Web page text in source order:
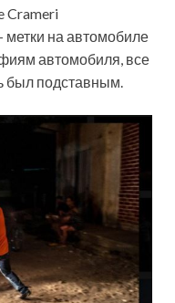
Crameri
метки на автомобиле
автомобиля, все
был подставным.